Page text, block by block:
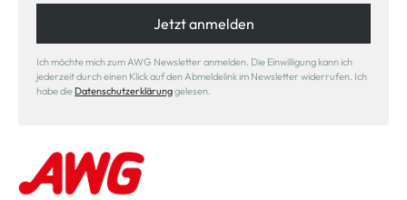
Jetzt anmelden
Ich möchte mich zum AWG Newsletter anmelden. Die Einwilligung kann ich
jederzeit durch einen Klick auf den Abmeldelink im Newsletter widerrufen. Ich
habe die Datenschutzerklärunggelesen.